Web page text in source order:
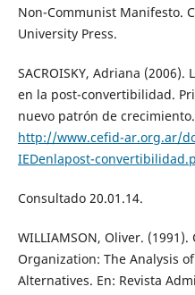
Non-Communist Manifesto.
University Press.
SACROISKY, Adriana
en la post-convertibilidad.
nuevo patrón de
http://www.cefid-ar.org.ar/
IEDenlapost-
Consultado 20.01.14.
WILLIAMSON, Oliver.
Organization: The Analysis
Alternatives. En: Revista